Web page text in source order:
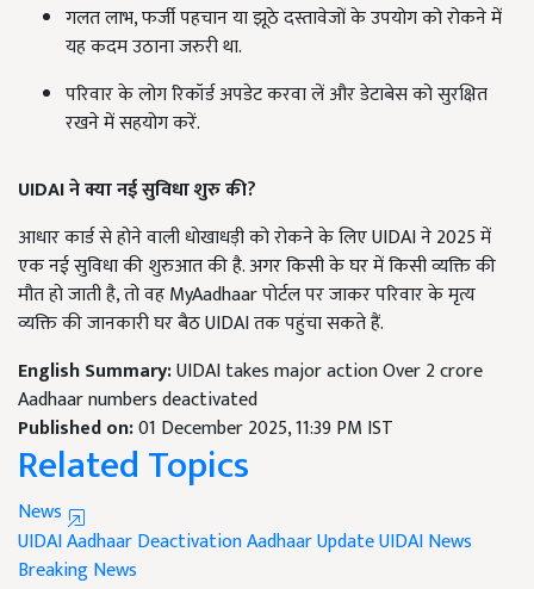
गलत लाभ, फर्जी पहचान या झूठे दस्तावेजों के उपयोग को रोकने में
यह कदम उठाना जरुरी था.
परिवार के लोग रिकॉर्ड अपडेट करवा लें और डेटाबेस को सुरक्षित
रखने में सहयोग करें.
UIDAIने क्या नई सुविधा शुरु की?
आधार कार्ड से होने वाली धोखाधड़ी को रोकने के लिए UIDAI ने 2025 में
एक नई सुविधा की शुरुआत की है. अगर किसी के घर में किसी व्यक्ति की
मौत हो जाती है, तो वह MyAadhaar पोर्टल पर जाकर परिवार के मृत्य
व्यक्ति की जानकारी घर बैठ UIDAI तक पहुंचा सकते हैं.
English Summary:UIDAI takes major action Over 2 crore
Aadhaar numbers deactivated
Published on:01 December 2025, 11:39 PM IST
Related Topics
News
UIDAIAadhaar DeactivationAadhaar UpdateUIDAI News
Breaking News